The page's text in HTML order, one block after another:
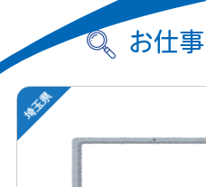
お仕事
埼玉県